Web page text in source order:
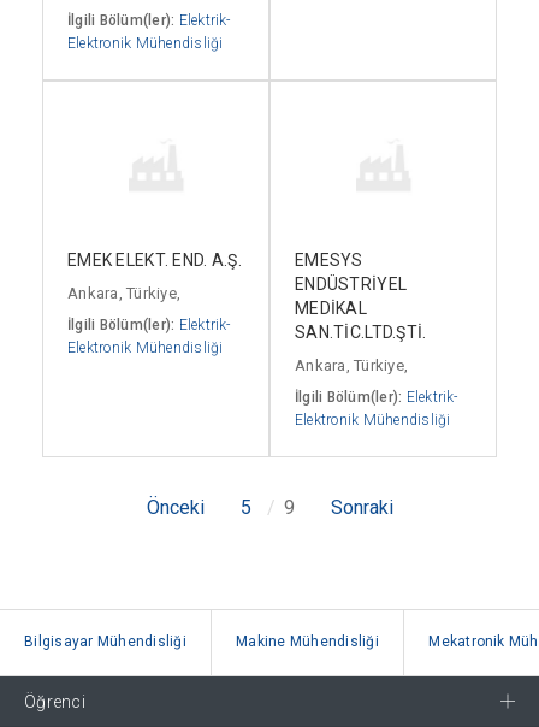
İlgili Bölüm(ler): Elektrik-
Elektronik Mühendisliği
EMEK ELEKT. END. A.Ş.
Ankara, Türkiye,
İlgili Bölüm(ler): Elektrik-
Elektronik Mühendisliği
EMESYS
ENDÜSTRİYEL
MEDİKAL
SAN.TİC.LTD.ŞTİ.
Ankara, Türkiye,
İlgili Bölüm(ler): Elektrik-
Elektronik Mühendisliği
Önceki 5 9 Sonraki
Bilgisayar Mühendisliği Makine Mühendisliği Mekatronik
Öğrenci